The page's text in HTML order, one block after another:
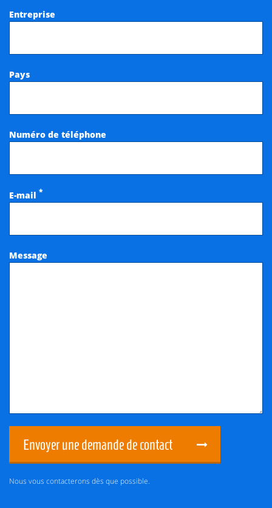
Entreprise
Pays
Numéro de téléphone
E-mail *
Message
Envoyer une demande de contact
Nous vous contacterons dès que possible.